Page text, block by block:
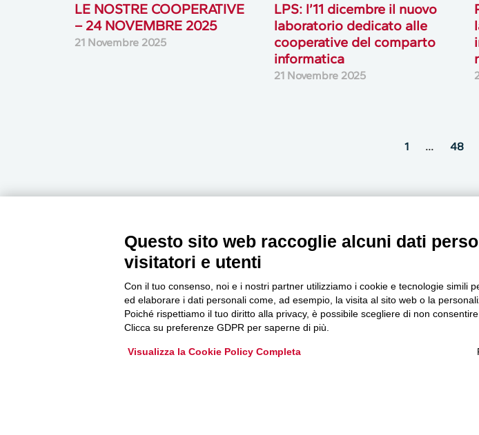
LE NOSTRE COOPERATIVE
– 24 NOVEMBRE 2025
21 Novembre 2025
LPS: l’11 dicembre il nuovo
laboratorio dedicato alle
cooperative del comparto
informatica
21 Novembre 2025
1 … 48
Newsletter
Accedi o iscriviti alla nostra Newsletter Legacoop
Informazioni per restare sempre aggiornati sul
mondo della cooperazione.
Questo sito web raccoglie alcuni dati
visitatori e utenti
Con il tuo consenso, noi e i nostri partner utilizziamo i cookie e tecnologie simili
ed elaborare i dati personali come, ad esempio, la visita al sito web o la
Poiché rispettiamo il tuo diritto alla privacy, è possibile scegliere di non
Clicca su preferenze GDPR per saperne di più.
Visualizza la Cookie Policy Completa